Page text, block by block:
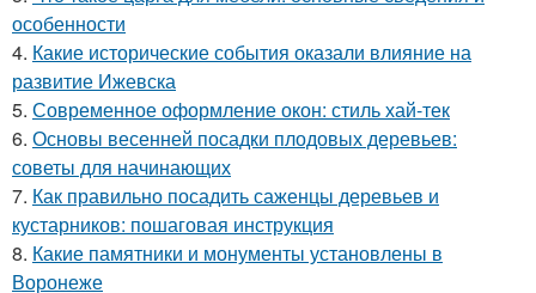
особенности
4. Какие исторические события оказали влияние на
развитие Ижевска
5. Современное оформление окон: стиль хай-тек
6. Основы весенней посадки плодовых деревьев:
советы для начинающих
7. Как правильно посадить саженцы деревьев и
кустарников: пошаговая инструкция
8. Какие памятники и монументы установлены в
Воронеже